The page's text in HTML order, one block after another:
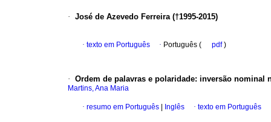
· José de Azevedo Ferreira (†1995-2015)
· texto em Português · Português ( pdf)
· Ordem de palavras e polaridade: inversão nominal
Martins, Ana Maria
· resumo em Português Inglês · texto em Português